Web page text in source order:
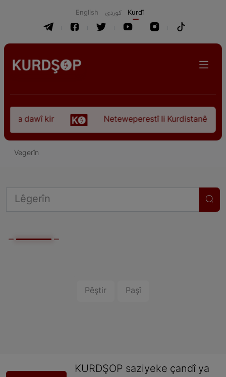
English كوردی Kurdî
dawî kir Neteweperestî li Kurdistanê:
Vegerîn
Pêştir Paşî
KURDŞOP saziyeke çandî ya